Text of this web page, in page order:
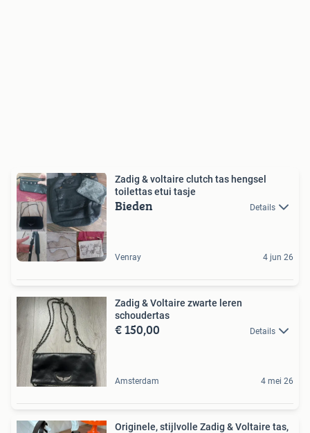
Zadig & voltaire clutch tas hengsel
toilettas etui tasje
Bieden Details
Venray 4 jun 26
Zadig & Voltaire zwarte leren
schoudertas
€ 150,00 Details
Amsterdam 4 mei 26
Originele, stijlvolle Zadig & Voltaire tas,